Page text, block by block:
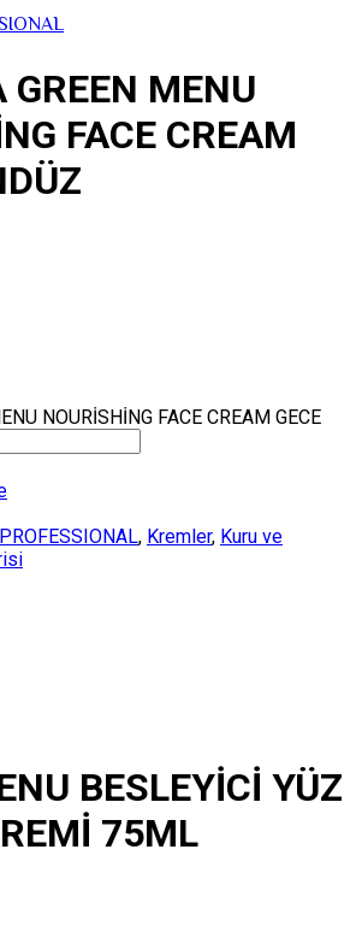
GREEN MENU
FACE CREAM
NOURİSHİNG FACE CREAM GECE
, Kremler, Kuru ve
BESLEYİCİ YÜZ
75ML